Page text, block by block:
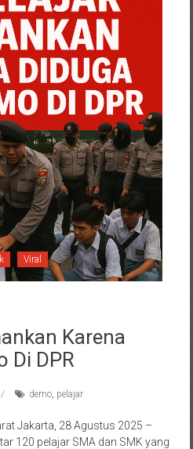
Viral
Karena
Di DPR
demo, pelajar
Jakarta, 28 Agustus 2025 –
120 pelajar SMA dan SMK yang